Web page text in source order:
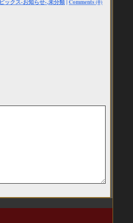
ックス-お知らせ-,未分類 Comments (0)